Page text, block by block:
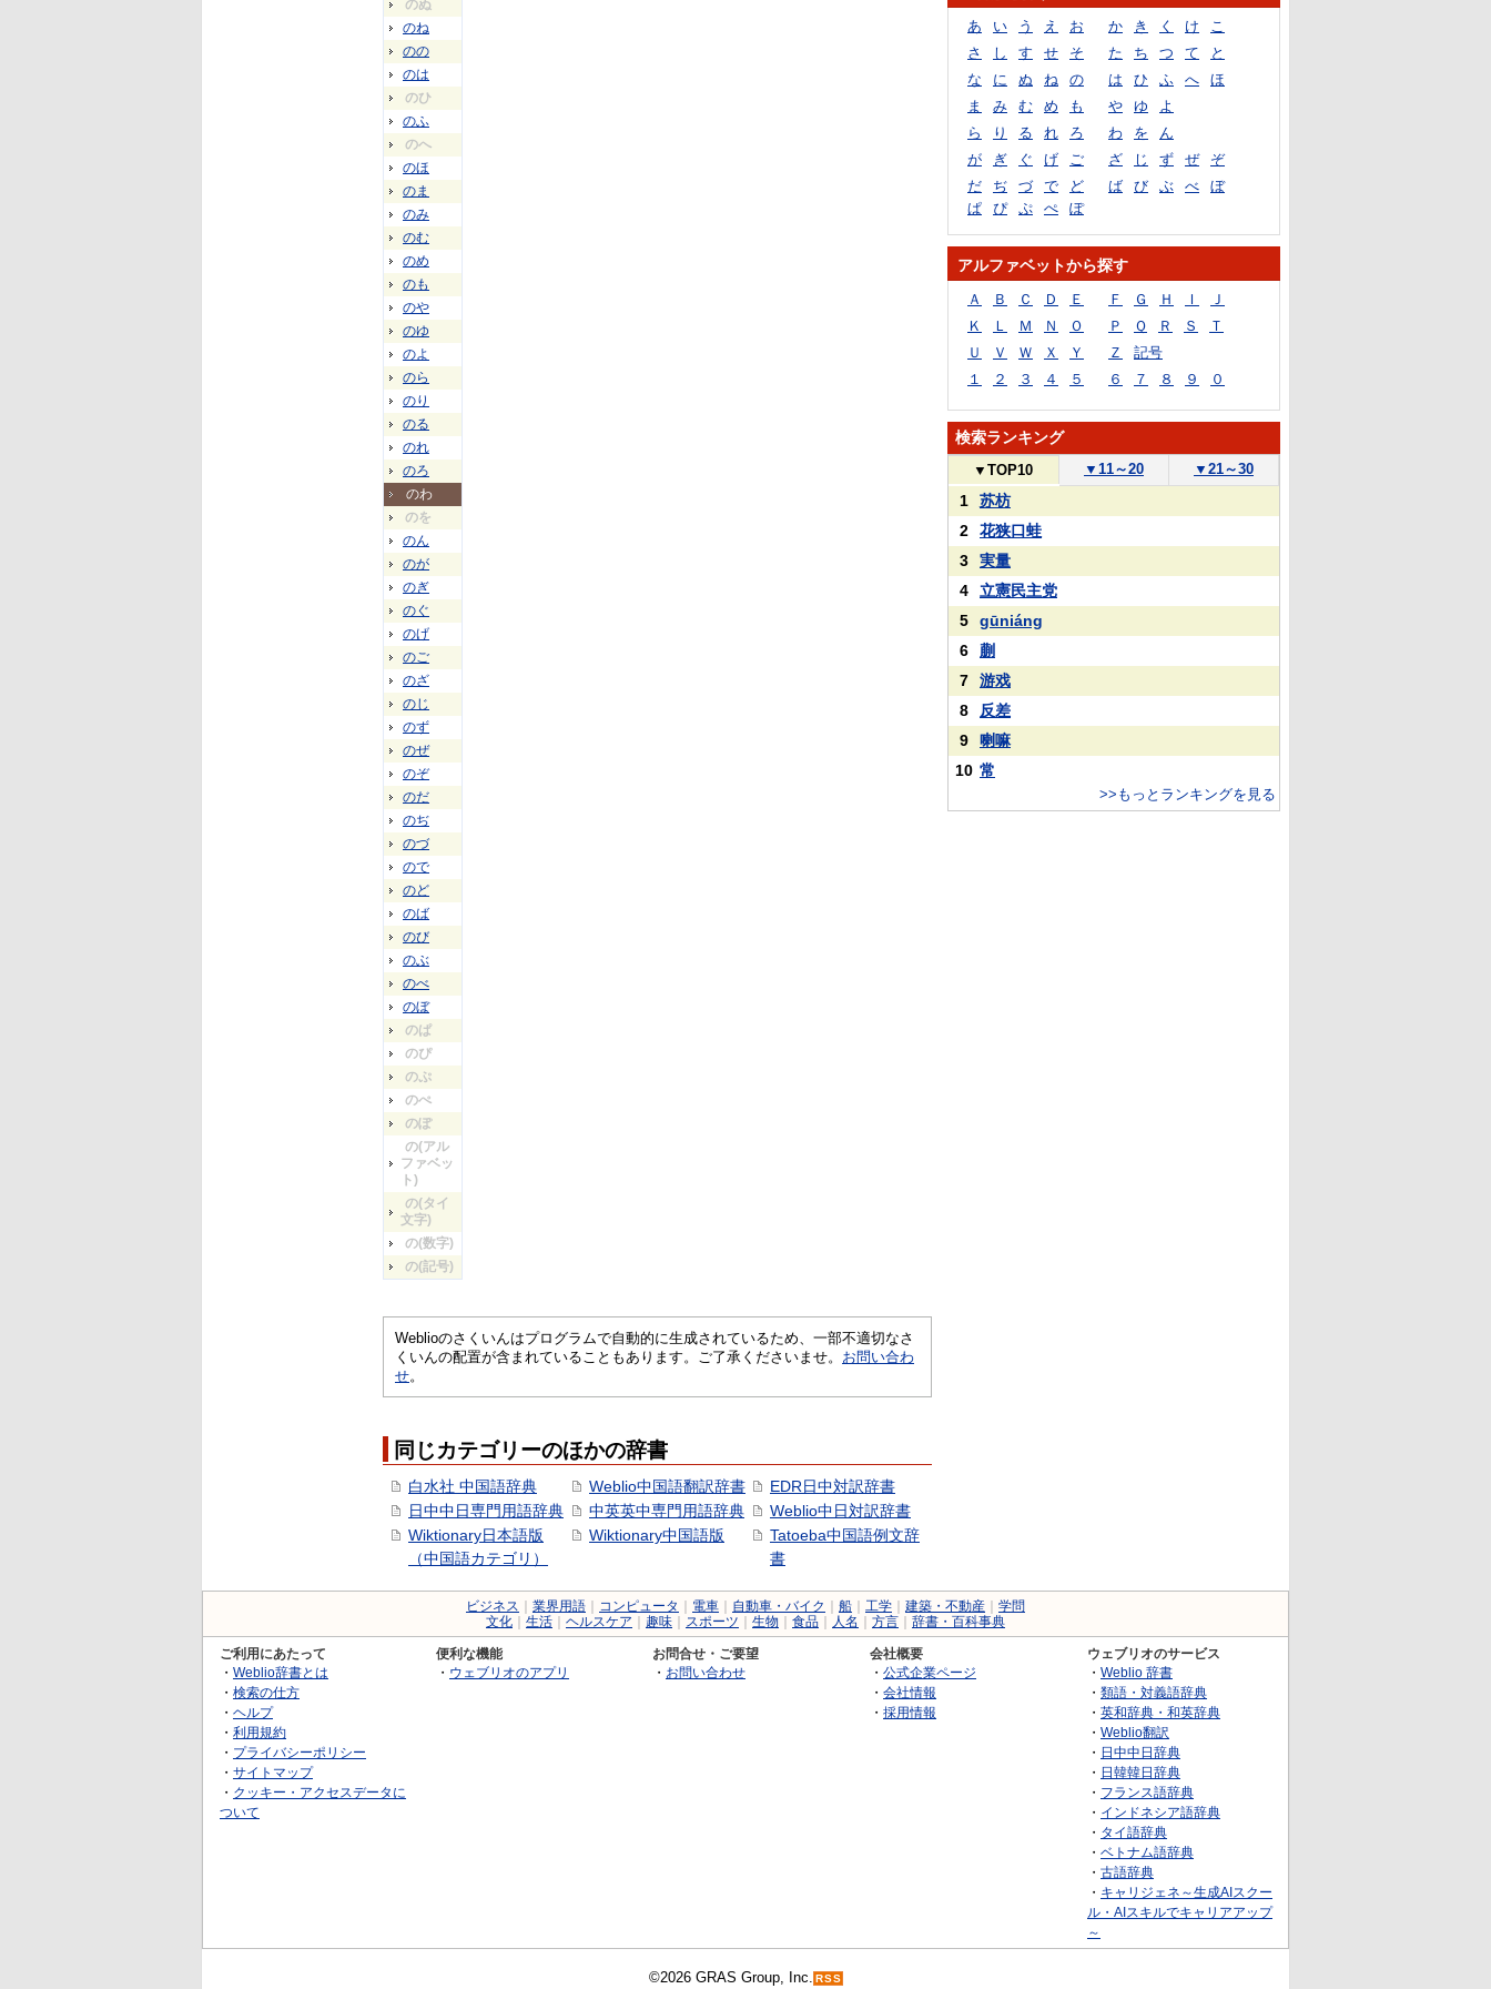
のぬ
のね
のの
のは
のひ
のふ
のへ
のほ
のま
のみ
のむ
のめ
のも
のや
のゆ
のよ
のら
のり
のる
のれ
のろ
のわ
のを
のん
のが
のぎ
のぐ
のげ
のご
のざ
のじ
のず
のぜ
のぞ
のだ
のぢ
のづ
ので
のど
のば
のび
のぶ
のべ
のぼ
のぱ
のぴ
のぷ
のぺ
のぽ
の(アル
ファベッ
ト)
の(タイ
文字)
の(数字)
の(記号)
Weblioのさくいんはプログラムで自動的に生成されているため、一部不適切なさ
くいんの配置が含まれていることもあります。ご了承くださいませ。 お問い合わ
せ。
同じカテゴリーのほかの辞書
白水社 中国語辞典
日中中日専門用語辞典
Wiktionary日本語版
（中国語カテゴリ）
Weblio中国語翻訳辞書
中英英中専門用語辞典
Wiktionary中国語版
EDR日中対訳辞書
Weblio中日対訳辞書
Tatoeba中国語例文辞
書
あ い う え お か き く け
こ
さ
し す せ そ た ち つ て
と
な
に ぬ ね の は ひ ふ へ
ほ
ま
み む め も や ゆ
よ
ら
り る れ ろ わ を
ん
が
ぎ ぐ げ ご ざ じ ず ぜ
ぞ
だ
ぢ づ で ど ば び ぶ べ
ぼ
ぱ
ぴ ぷ ぺ ぽ
アルファベットから探す
Ａ Ｂ Ｃ Ｄ Ｅ Ｆ Ｇ Ｈ Ｉ
Ｊ
Ｋ
Ｌ Ｍ Ｎ Ｏ Ｐ Ｑ Ｒ Ｓ
Ｔ
Ｕ
Ｖ Ｗ Ｘ Ｙ Ｚ
記号
１
２ ３ ４ ５ ６ ７ ８ ９ ０
検索ランキング
▼ TOP10 ▼ 11～20 ▼ 21～30
1
苏枋
2
花狭口蛙
3
実量
4
立憲民主党
5
gūniáng
6
蒯
7
游戏
8
反差
9
喇嘛
10 常
>>もっとランキングを見る
ビジネス 業界用語 コンピュータ 電車 自動車・バイク 船 工学 建築・不動産
学問
文化
生活 ヘルスケア 趣味 スポーツ 生物 食品 人名 方言 辞書・百科事典
ご利用にあたって
・ Weblio辞書とは
・ 検索の仕方
・ ヘルプ
・ 利用規約
・ プライバシーポリシー
・ サイトマップ
・ クッキー・アクセスデータに
ついて
便利な機能
・ ウェブリオのアプリ
お問合せ・ご要望
・ お問い合わせ
会社概要
・ 公式企業ページ
・ 会社情報
・ 採用情報
ウェブリオのサービス
・ Weblio 辞書
・ 類語・対義語辞典
・ 英和辞典・和英辞典
・ Weblio翻訳
・ 日中中日辞典
・ 日韓韓日辞典
・ フランス語辞典
・ インドネシア語辞典
・ タイ語辞典
・ ベトナム語辞典
・ 古語辞典
・ キャリジェネ～生成AIスクー
ル・AIスキルでキャリアアップ
～
©2026 GRAS Group, Inc. RSS